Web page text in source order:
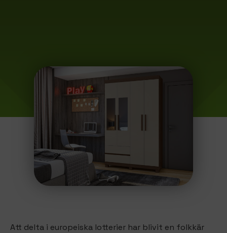
Att delta i europeiska lotterier har blivit en folkkär